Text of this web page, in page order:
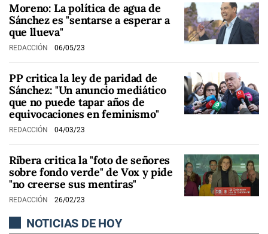
Moreno: La política de agua de
Sánchez es "sentarse a esperar a
que llueva"
REDACCIÓN 06/05/23
PP critica la ley de paridad de
Sánchez: "Un anuncio mediático
que no puede tapar años de
equivocaciones en feminismo"
REDACCIÓN 04/03/23
Ribera critica la "foto de señores
sobre fondo verde" de Vox y pide
"no creerse sus mentiras"
REDACCIÓN 26/02/23
NOTICIAS DE HOY